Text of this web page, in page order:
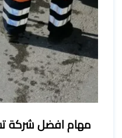
مهام افضل شركة